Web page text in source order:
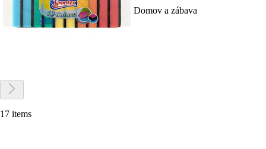
Domov a zábava
17 items